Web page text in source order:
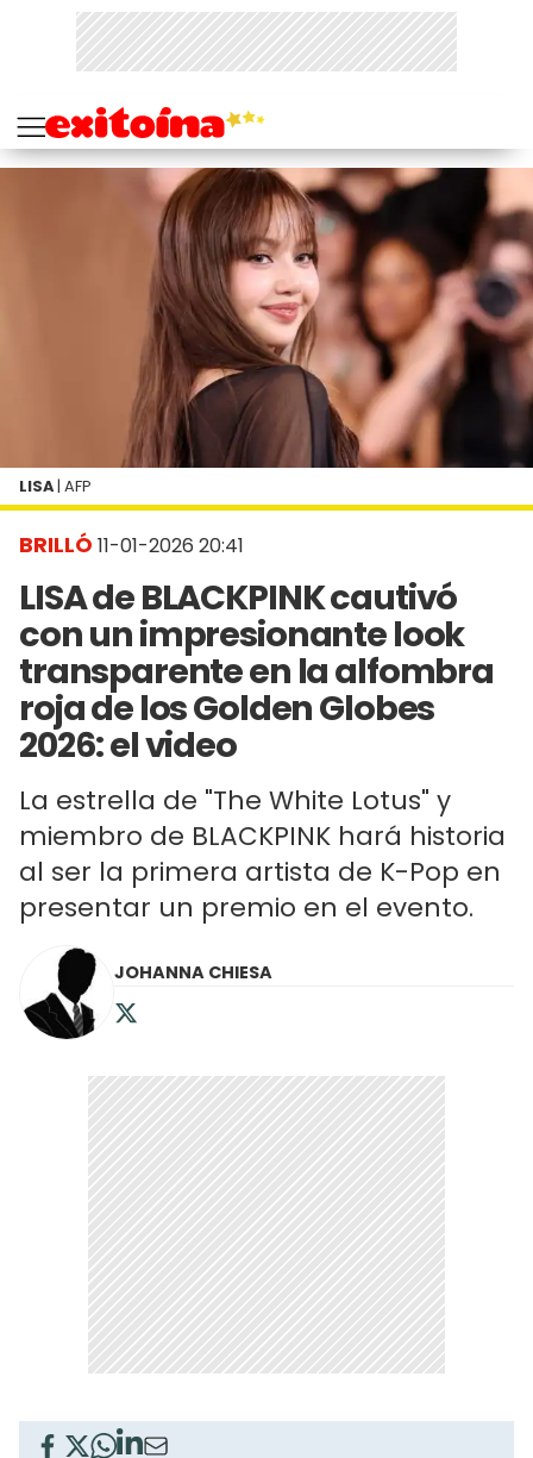
BRILLÓ 11-01-2026 20:41
LISA de BLACKPINK cautivó
con un impresionante look
transparente en la alfombra
roja de los Golden Globes
2026: el video
La estrella de "The White Lotus" y
miembro de BLACKPINK hará historia
al ser la primera artista de K-Pop en
presentar un premio en el evento.
LISA | AFP
JOHANNA CHIESA